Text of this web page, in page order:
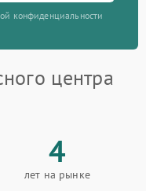
конфиденциальности
центра
4
лет на рынке